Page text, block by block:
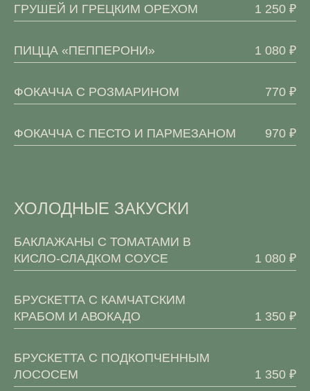
ГРУШЕЙ И ГРЕЦКИМ ОРЕХОМ
1 250 ₽
ПИЦЦА «ПЕППЕРОНИ» 1 080 ₽
ФОКАЧЧА С РОЗМАРИНОМ 770 ₽
ФОКАЧЧА С ПЕСТО И ПАРМЕЗАНОМ 970 ₽
ХОЛОДНЫЕ ЗАКУСКИ
БАКЛАЖАНЫ С ТОМАТАМИ В
КИСЛО-СЛАДКОМ СОУСЕ
1 080 ₽
БРУСКЕТТА С КАМЧАТСКИМ
КРАБОМ И АВОКАДО
1 350 ₽
БРУСКЕТТА С ПОДКОПЧЕННЫМ
ЛОСОСЕМ
1 350 ₽